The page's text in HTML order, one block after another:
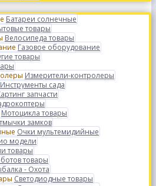
Батареи солнечные
товары
Велосипеда товары
Газовое оборудование
товары
Измерители-контролеры
Инструменты сада
запчасти
Мотоцикла товары
замков
Очки мультемидийные
модели
товары
товары
- Охота
Светодиодные товары